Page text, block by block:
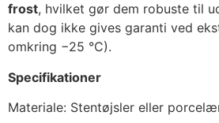
frost, hvilket gør dem robuste til
kan dog ikke gives garanti ved
omkring −25 °C).
Specifikationer
Materiale: Stentøjsler eller